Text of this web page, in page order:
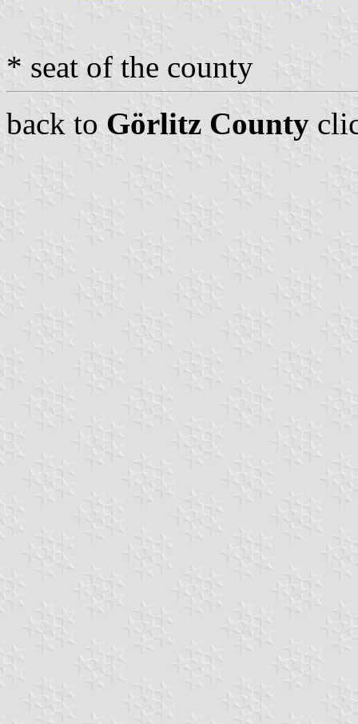
* seat of the county
back to Görlitz County